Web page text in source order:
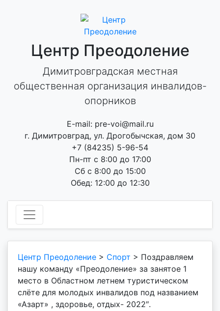
Центр Преодоление
Димитровградская местная
общественная организация инвалидов-
опорников
E-mail: pre-voi@mail.ru
г. Димитровград, ул. Дрогобычская, дом 30
+7 (84235) 5-96-54
Пн-пт с 8:00 до 17:00
Сб с 8:00 до 15:00
Обед: 12:00 до 12:30
Центр Преодоление > Спорт > Поздравляем
нашу команду «Преодоление» за занятое 1
место в Областном летнем туристическом
слёте для молодых инвалидов под названием
«Азарт» , здоровье, отдых- 2022″.